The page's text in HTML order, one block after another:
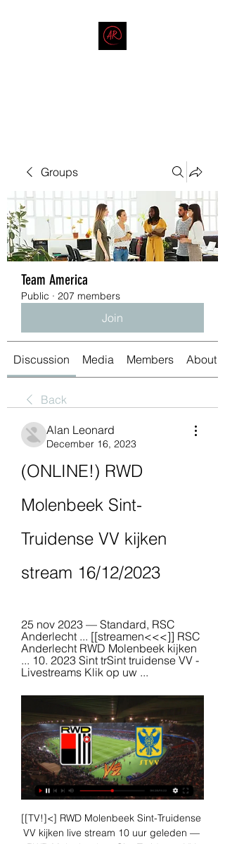
Groups
Team America
Public · 207 members
Join
Discussion Media Members About
Back
Alan Leonard
December 16, 2023
(ONLINE!) RWD
Molenbeek Sint-
Truidense VV kijken
stream 16/12/2023
25 nov 2023 — Standard, RSC
Anderlecht ... [[streamen<<<]] RSC
Anderlecht RWD Molenbeek kijken
... 10. 2023 Sint trSint truidense VV -
Livestreams Klik op uw ...
[[TV!]<] RWD Molenbeek Sint-Truidense
VV kijken live stream 10 uur geleden —